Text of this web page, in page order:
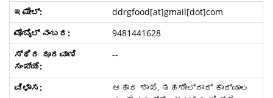
ddrgfood[at]gmail[dot]com
9481441628
--
ಆಹಾರ ಶಾಖೆ, ತಹಶೀಲ್ದಾರ್ ಕಾರ್ಯಾಲ